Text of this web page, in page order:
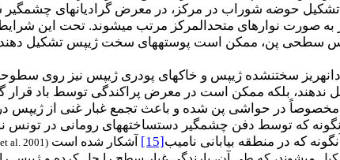
حوضه شوراب در مرکز، در معرض گرادیان­های چشمگیر
صورت نوارهای متحدالمرکز مرتب می­شوند. تحت این
سطحی پن، ممکن است پوسته­های سخت ژیپس تشکیل
سخت­نشده ژیپس و خاک­های پودری ژیپس نیز روی
بلکه ممکن است در معرض پراکندگی توسط باد قرار گیرند
مخصوصاً در حواشی پن شده و باعث تجمع غبار غنی از ژیپس
آنگونه که توسط دفن چشمگیر دست­ساخته­های رومانی در
که در منطقه بیابانی نامیب[15] آشکار شده است (
al. 2001